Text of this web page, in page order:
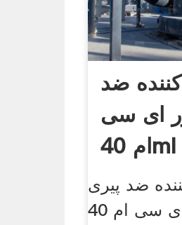
ضد
ای سی
ضد پیری
دالیس لژر ای سی ام 40ml